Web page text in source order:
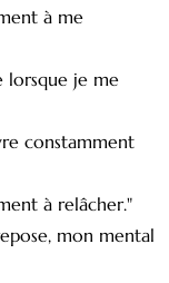
à me
lorsque je me
constamment
à relâcher."
mon mental